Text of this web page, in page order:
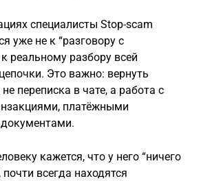
специалисты Stop-scam
уже не к “разговору с
реальному разбору всей
Это важно: вернуть
переписка в чате, а работа с
платёжными
кажется, что у него “ничего
почти всегда находятся